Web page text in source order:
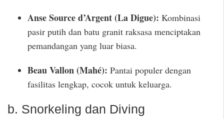
Anse Source d’Argent (La Digue): Kombinasi
pasir putih dan batu granit raksasa menciptakan
pemandangan yang luar biasa.
Beau Vallon (Mahé): Pantai populer dengan
fasilitas lengkap, cocok untuk keluarga.
b. Snorkeling dan Diving